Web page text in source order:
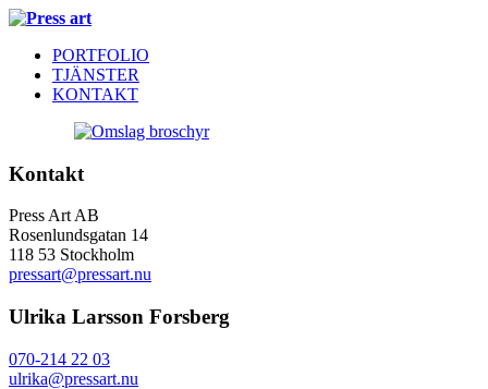
PORTFOLIO
TJÄNSTER
KONTAKT
Kontakt
Press Art AB
Rosenlundsgatan 14
118 53 Stockholm
pressart@pressart.nu
Ulrika Larsson Forsberg
070-214 22 03
ulrika@pressart.nu